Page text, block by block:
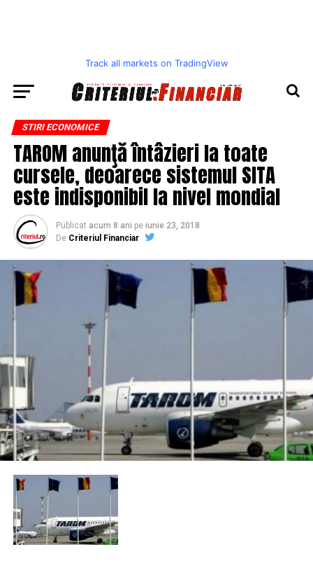
Track all markets on TradingView
STIRI ECONOMICE
TAROM anunţă întâzieri la toate
cursele, deoarece sistemul SITA
este indisponibil la nivel mondial
Publicat acum 8 ani pe iunie 23, 2018
De Criteriul Financiar